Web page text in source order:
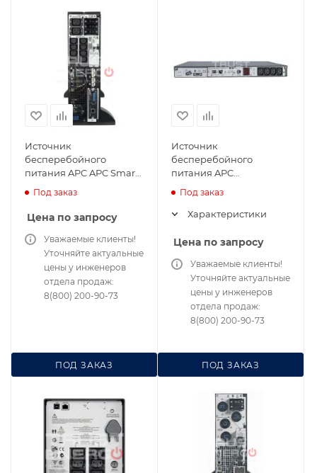
Источник
бесперебойного
питания APC APC Smart-
SURT6000XLI для
сервера и сетей
Под заказ
Цена по запросу
ПОД ЗАКАЗ
Уважаемые клиенты!
Уточняйте актуальные
цены у инженеров
отдела продаж:
8(800) 200-90-73
Источник
бесперебойного
питания APC
сервера и сетей
Под заказ
Характеристики
Цена по запросу
ПОД ЗАКАЗ
Уважаемые клиенты!
Уточняйте актуальные
цены у инженеров
отдела продаж:
8(800) 200-90-73